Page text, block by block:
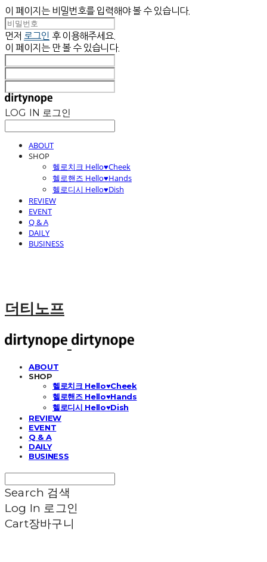
이 페이지는 비밀번호를 입력해야 볼 수 있습니다.
먼저 로그인 후 이용해주세요.
이 페이지는 만 볼 수 있습니다.
LOG IN 로그인
ABOUT
SHOP
헬로치크 Hello♥Cheek
헬로핸즈 Hello♥Hands
헬로디시 Hello♥Dish
REVIEW
EVENT
Q & A
DAILY
BUSINESS
더티노프
ABOUT
SHOP
헬로치크 Hello♥Cheek
헬로핸즈 Hello♥Hands
헬로디시 Hello♥Dish
REVIEW
EVENT
Q & A
DAILY
BUSINESS
Search 검색
Log In 로그인
Cart장바구니